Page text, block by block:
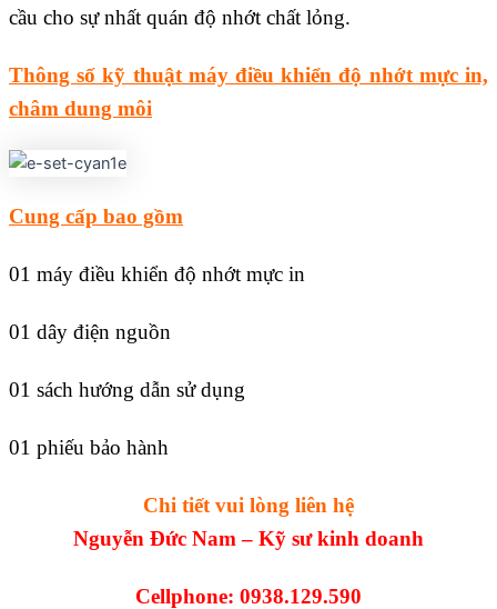
cầu cho sự nhất quán độ nhớt chất lỏng.
Thông số kỹ thuật máy điều khiển độ nhớt mực in,
châm dung môi
Cung cấp bao gồm
01 máy điều khiển độ nhớt mực in
01 dây điện nguồn
01 sách hướng dẫn sử dụng
01 phiếu bảo hành
Chi tiết vui lòng liên hệ
Nguyễn Đức Nam – Kỹ sư kinh doanh
Cellphone: 0938.129.590